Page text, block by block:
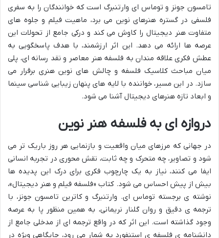
تامسون جونز و توماس ای وارتنبرگ است که خوانندگان را به سفری
فلسفی در گستره هنرهای نوین می برد، ماهیت فیلم و جلوه های
متفاوت هنر دیجیتال را کاوش می کند و درکی جامع از تحولات این
عرصه ها ارائه می دهد. این اثر ارزشمند، با هدف پاسخگویی به
عطش فکری علاقه مندان به فلسفه هنر معاصر و نقد رسانه ای، پلی
میان مباحث کلاسیک فلسفه و چالش های نوین هنری برقرار می
سازد. در این مسیر، خواننده با لایه های پنهان زیبایی شناسی سینما
و ابعاد تازه هنرهای دیجیتال آشنا می شود.
دروازه ای به فلسفه هنر نوین
در جهانی که مرزهای میان واقعیت و بازنمایی هر روز باریک تر می
شود و تصاویر، چه متحرک و چه ثابت، نقش محوری در تجربه انسانی
ایفا می کنند، نیاز به یک چارچوب فکری برای درک این پدیده ها
بیش از پیش احساس می شود. کتاب «فلسفه فیلم و هنر دیجیتال»،
نوشته ی برجسته توماس ای. وارتنبرگ و کاترین تامسون جونز، با
ترجمه ی دقیق و روان گلنار نریمانی، به همین منظور پا به عرصه
وجود گذاشته است. این اثر که در واقع ترجمه ای از مدخلی جامع از
دانشنامه ی فلسفه ی استنفورد به شمار می رود، جایگاهی ویژه در